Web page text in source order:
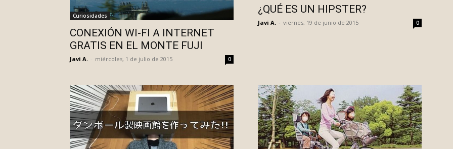
Curiosidades
CONEXIÓN WI-FI A INTERNET
GRATIS EN EL MONTE FUJI
Javi A. miércoles, 1 de julio de 2015 0
¿QUÉ ES UN HIPSTER?
Javi A. viernes, 19 de junio de 2015 0